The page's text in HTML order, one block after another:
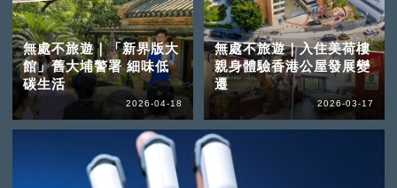
無處不旅遊｜「新界版大
館」舊大埔警署 細味低
碳生活
2026-04-18
無處不旅遊｜入住美荷樓
親身體驗香港公屋發展變
遷
2026-03-17